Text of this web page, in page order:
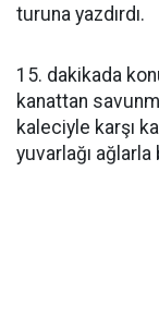
turuna yazdırdı.
15. dakikada
kanattan
kaleciyle karşı
yuvarlağı